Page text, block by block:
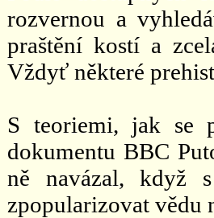
rozvernou a
praštění kostí a
Vždyť některé
S teoriemi, jak se
dokumentu BBC
ně navázal, když
zpopularizovat vědu